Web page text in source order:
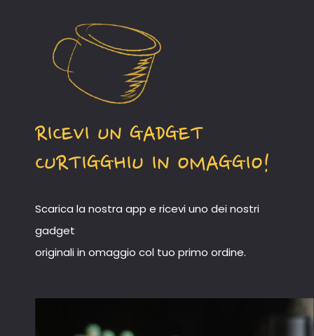
RICEVI UN GADGET
CURTIGGHIU IN OMAGGIO!
Scarica la nostra app e ricevi uno dei nostri
gadget
originali in omaggio col tuo primo ordine.